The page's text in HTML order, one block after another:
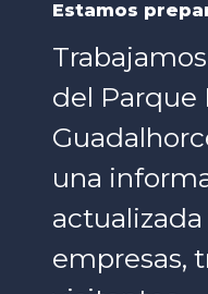
Estamos
del Parque
una
empresas,